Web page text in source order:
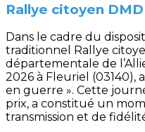
Rallye citoyen
Dans le cadre du
traditionnel Rallye
départementale de
2026 à Fleuriel (03140),
en guerre ». Cette
prix, a constitué un
transmission et de